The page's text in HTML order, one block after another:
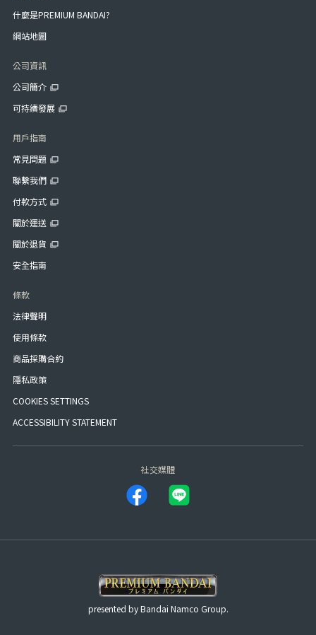
什麼是PREMIUM BANDAI?
網站地圖
公司資訊
公司簡介
可持續發展
用戶指南
常見問題
聯繫我們
付款方式
關於運送
關於退貨
安全指南
條款
法律聲明
使用條款
商品採購合約
隱私政策
COOKIES SETTINGS
ACCESSIBILITY STATEMENT
社交媒體
presented by Bandai Namco Group.